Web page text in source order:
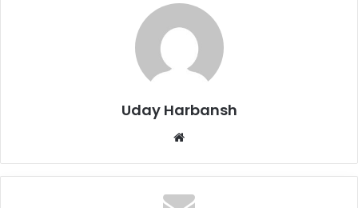
Uday Harbansh
Website